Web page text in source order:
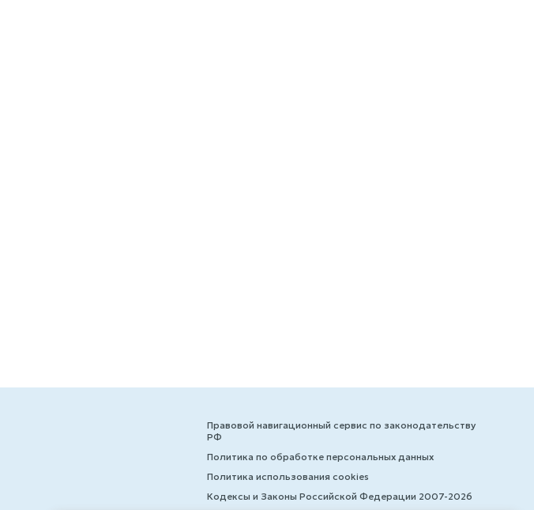
Правовой навигационный сервис по законодательству
РФ
Политика по обработке персональных данных
Политика использования cookies
Кодексы и Законы Российской Федерации 2007-2026